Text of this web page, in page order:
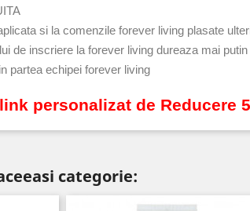
si la comenzile forever living plasate
de inscriere la forever living dureaza mai
partea echipei forever living
personalizat de Reducere
categorie: